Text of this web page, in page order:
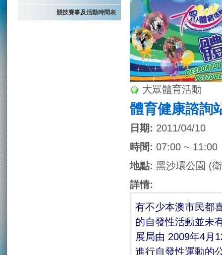
競技賽事及活動時間表
大眾體育活動
體育健康諮詢
日期: 2011/04/10
時間: 07:00 ~ 11:00
地點: 黑沙環公園 (
詳情:
有不少本澳市民都
的自發性活動並未
展局由 2009年4月
進行自發性運動的